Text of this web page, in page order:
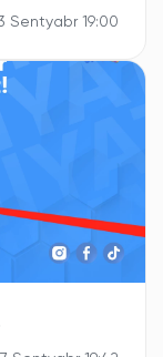
Sentyabr 19:00